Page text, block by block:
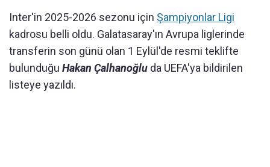
Inter'in 2025-2026 sezonu için Şampiyonlar Ligi
kadrosu belli oldu. Galatasaray'ın Avrupa liglerinde
transferin son günü olan 1 Eylül'de resmi teklifte
bulunduğu Hakan Çalhanoğlu da UEFA'ya bildirilen
listeye yazıldı.